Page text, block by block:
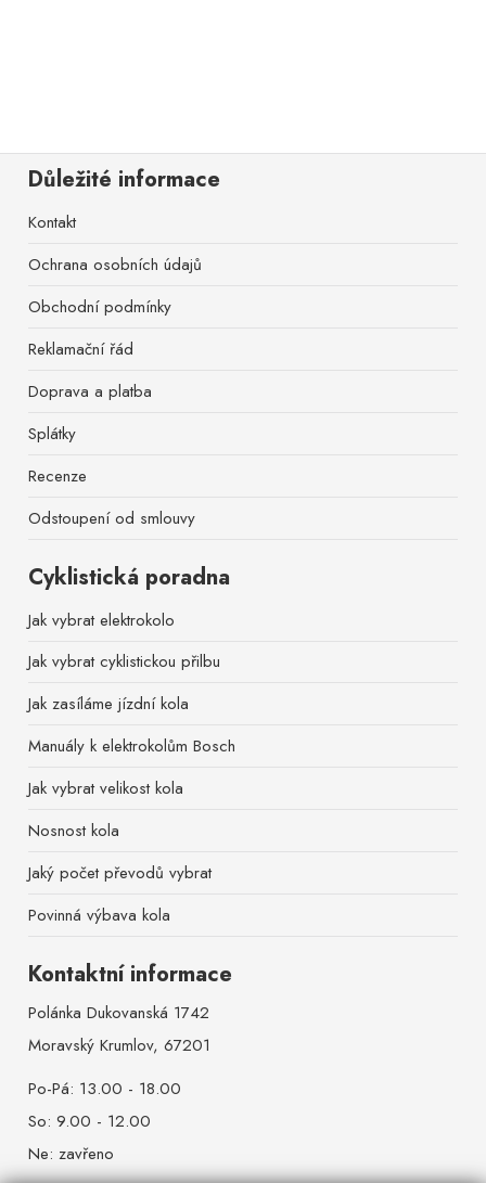
Důležité informace
Kontakt
Ochrana osobních údajů
Obchodní podmínky
Reklamační řád
Doprava a platba
Splátky
Recenze
Odstoupení od smlouvy
Cyklistická poradna
Jak vybrat elektrokolo
Jak vybrat cyklistickou přilbu
Jak zasíláme jízdní kola
Manuály k elektrokolům Bosch
Jak vybrat velikost kola
Nosnost kola
Jaký počet převodů vybrat
Povinná výbava kola
Kontaktní informace
Polánka Dukovanská 1742
Moravský Krumlov, 67201
Po-Pá: 13.00 - 18.00
So: 9.00 - 12.00
Ne: zavřeno